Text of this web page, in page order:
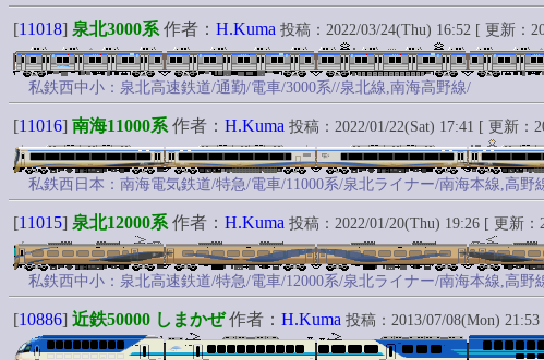
[11018] 泉北3000系 作者： H.Kuma 投稿：2022/03/24(Thu) 16:52 [ 更新：
私鉄西中小：泉北高速鉄道/通勤/電車/3000系//泉北線,南海高野線/
[11016] 南海11000系 作者： H.Kuma 投稿：2022/01/22(Sat) 17:41 [ 更新：
私鉄西日本：南海電気鉄道/特急/電車/11000系/泉北ライナー/南海本線,高野
[11015] 泉北12000系 作者： H.Kuma 投稿：2022/01/20(Thu) 19:26 [ 更新：
私鉄西中小：泉北高速鉄道/特急/電車/12000系/泉北ライナー/南海本線,高野
[10886] 近鉄50000 しまかぜ作者： H.Kuma 投稿：2013/07/08(Mon) 21:53